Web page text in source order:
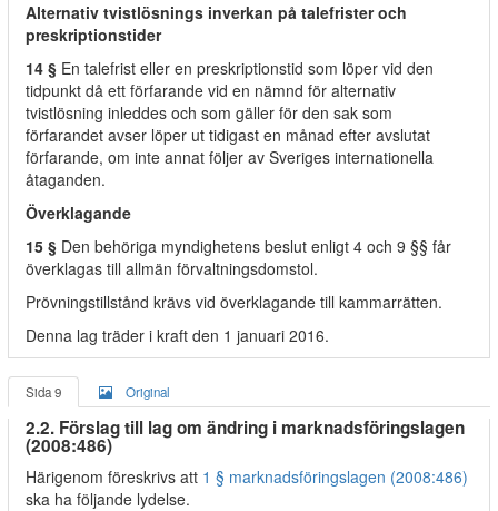
Alternativ tvistlösnings inverkan på talefrister och
preskriptionstider
14 § En talefrist eller en preskriptionstid som löper vid den
tidpunkt då ett förfarande vid en nämnd för alternativ
tvistlösning inleddes och som gäller för den sak som
förfarandet avser löper ut tidigast en månad efter avslutat
förfarande, om inte annat följer av Sveriges internationella
åtaganden.
Överklagande
15 § Den behöriga myndighetens beslut enligt 4 och 9 §§ får
överklagas till allmän förvaltningsdomstol.
Prövningstillstånd krävs vid överklagande till kammarrätten.
Denna lag träder i kraft den 1 januari 2016.
Sida 9 Original
2.2. Förslag till lag om ändring i marknadsföringslagen
(2008:486)
Härigenom föreskrivs att 1 § marknadsföringslagen (2008:486)
ska ha följande lydelse.